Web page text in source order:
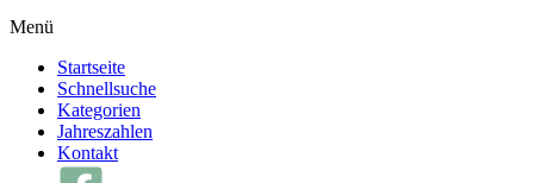
Menü
Startseite
Schnellsuche
Kategorien
Jahreszahlen
Kontakt